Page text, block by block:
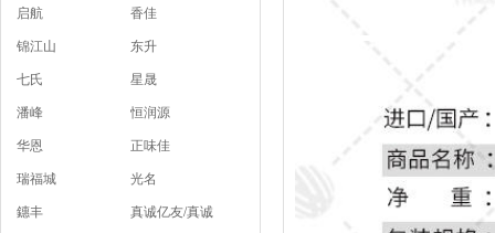
启航
香佳
锦江山
东升
七氏
星晟
潘峰
恒润源
华恩
正味佳
瑞福城
光名
鏸丰
真诚亿友/真诚